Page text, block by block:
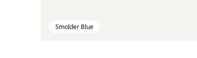
Smolder Blue